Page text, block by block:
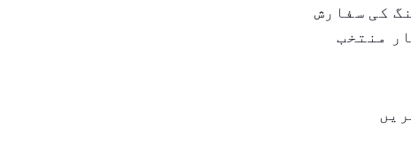
کی سفارش
منتخب